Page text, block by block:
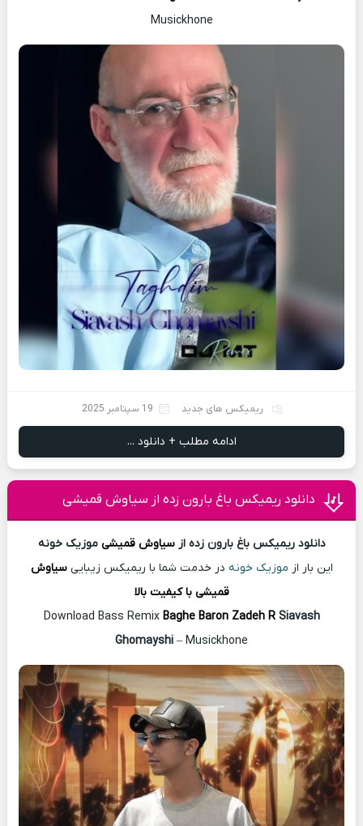
Musickhone
ریمیکس های جدید 19 سپتامبر 2025
ادامه مطلب + دانلود ...
دانلود ریمیکس باغ بارون زده از سیاوش قمیشی
دانلود ریمیکس باغ بارون زده ازسیاوش قمیشی موزیک خونه
این بار از موزیک خونه در خدمت شما با ریمیکس زیباییسیاوش
قمیشی با کیفیت بالا
Download Bass Remix Baghe Baron Zadeh RSiavash
Ghomayshi – Musickhone